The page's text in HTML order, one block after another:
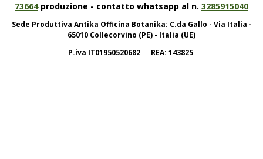
73664produzione - contatto whatsapp al n. 3285915040
Sede Produttiva Antika Officina Botanika: C.da Gallo - Via Italia -
65010 Collecorvino (PE) - Italia (UE)
P.iva IT01950520682 REA: 143825